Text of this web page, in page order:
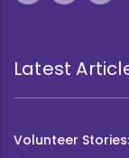
Latest
Volunteer